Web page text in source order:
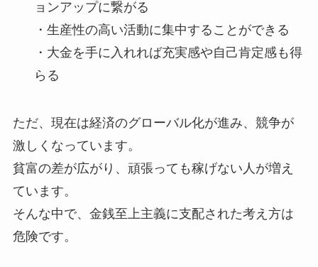
ョンアップに繋がる
・生産性の高い活動に集中することができる
・大金を手に入れれば充実感や自己肯定感も得
らる
ただ、現在は経済のグローバル化が進み、競争が
激しくなっています。
貧富の差が広がり、頑張っても稼げない人が増え
ています。
そんな中で、金銭至上主義に支配された考え方は
危険です。